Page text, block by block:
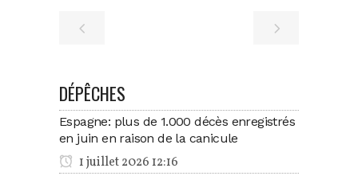
DÉPÊCHES
Espagne: plus de 1.000 décès enregistrés
en juin en raison de la canicule
1 juillet 2026 12:16